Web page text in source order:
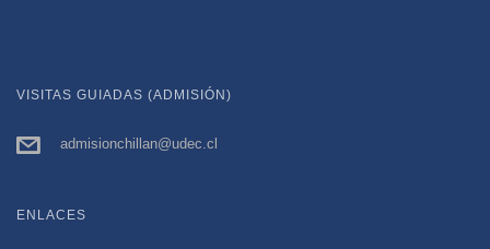
VISITAS GUIADAS (ADMISIÓN)
admisionchillan@udec.cl
ENLACES